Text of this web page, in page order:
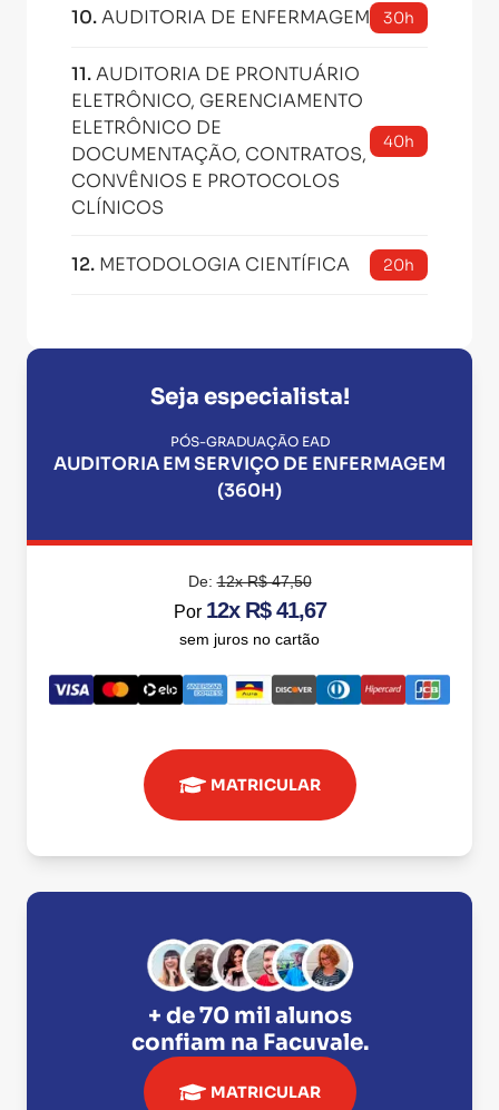
10.AUDITORIA DE ENFERMAGEM 30h
11.AUDITORIA DE PRONTUÁRIO
ELETRÔNICO, GERENCIAMENTO
ELETRÔNICO DE
DOCUMENTAÇÃO, CONTRATOS,
CONVÊNIOS E PROTOCOLOS
CLÍNICOS
40h
12. METODOLOGIA CIENTÍFICA 20h
Seja especialista!
PÓS-GRADUAÇÃO EAD
AUDITORIA EM SERVIÇO DE ENFERMAGEM
(360H)
De:12x R$ 47,50
Por 12x R$ 41,67
sem juros no cartão
MATRICULAR
+ de 70 mil alunos
confiam na Facuvale.
MATRICULAR